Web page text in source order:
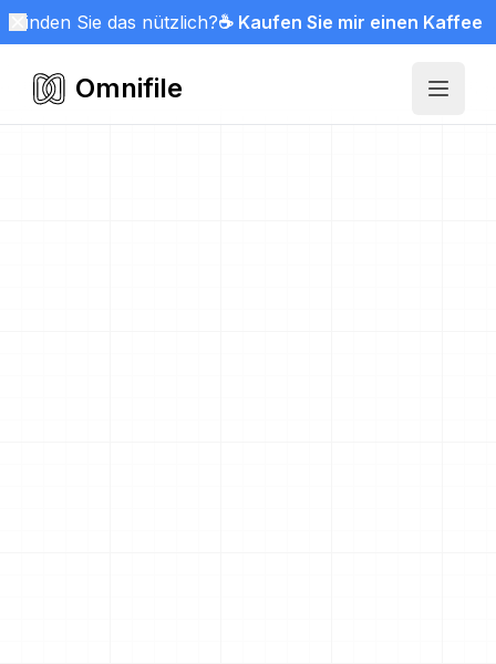
Finden Sie das nützlich?☕ Kaufen Sie mir einen Kaffee
Omnifile